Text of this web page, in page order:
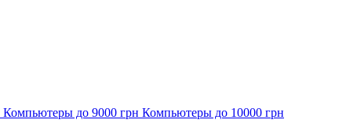
Компьютеры до 9000 грн Компьютеры до 10000 грн